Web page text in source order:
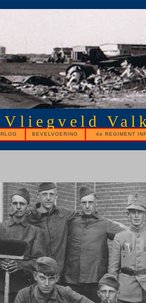
Vliegveld
BEVELVOERING 4e REGIMENT